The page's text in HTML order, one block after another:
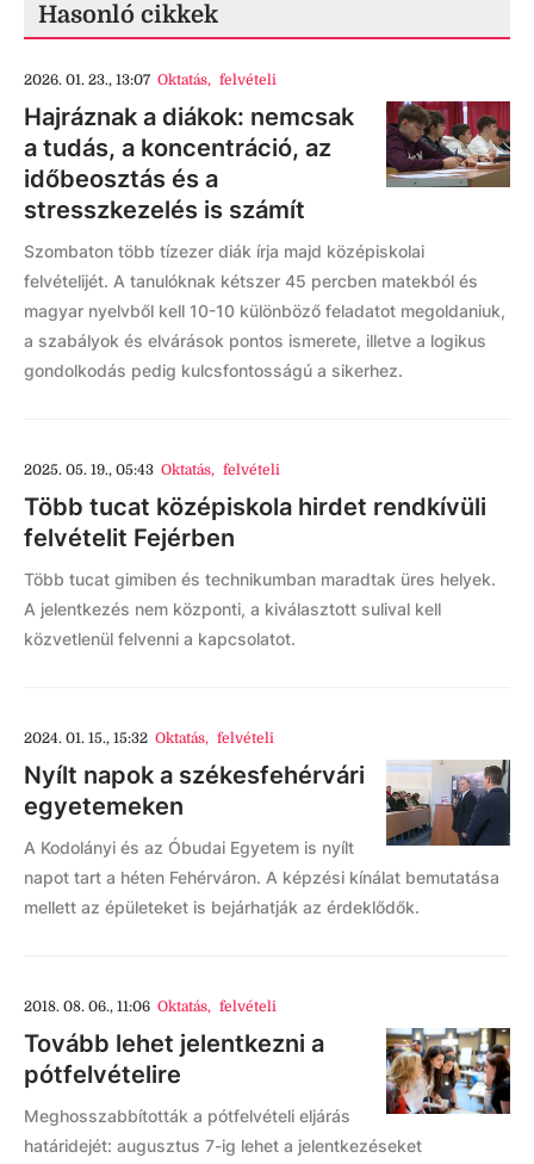
Hasonló cikkek
2026. 01. 23., 13:07 Oktatás, felvételi
Hajráznak a diákok: nemcsak
a tudás, a koncentráció, az
időbeosztás és a
stresszkezelés is számít
Szombaton több tízezer diák írja majd középiskolai
felvételijét. A tanulóknak kétszer 45 percben matekból és
magyar nyelvből kell 10-10 különböző feladatot megoldaniuk,
a szabályok és elvárások pontos ismerete, illetve a logikus
gondolkodás pedig kulcsfontosságú a sikerhez.
2025. 05. 19., 05:43 Oktatás, felvételi
Több tucat középiskola hirdet rendkívüli
felvételit Fejérben
Több tucat gimiben és technikumban maradtak üres helyek.
A jelentkezés nem központi, a kiválasztott sulival kell
közvetlenül felvenni a kapcsolatot.
2024. 01. 15., 15:32 Oktatás, felvételi
Nyílt napok a székesfehérvári
egyetemeken
A Kodolányi és az Óbudai Egyetem is nyílt
napot tart a héten Fehérváron. A képzési kínálat bemutatása
mellett az épületeket is bejárhatják az érdeklődők.
2018. 08. 06., 11:06 Oktatás, felvételi
Tovább lehet jelentkezni a
pótfelvételire
Meghosszabbították a pótfelvételi eljárás
határidejét: augusztus 7-ig lehet a jelentkezéseket